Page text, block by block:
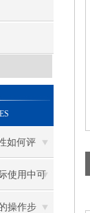
如何评
使用中可
操作步